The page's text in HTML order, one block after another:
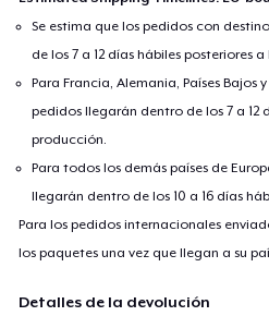
Afraid my heart’s too strange, too
So I keep the best of me inside.
Se estima que los pedidos con
de los 7 a 12 días hábiles posteriores
Para Francia, Alemania, Países Bajos
pedidos llegarán dentro de los 7 a 12
producción.
Para todos los demás países de
llegarán dentro de los 10 a 16 días
Para los pedidos internacionales
los paquetes una vez que llegan a su
Detalles de la devolución